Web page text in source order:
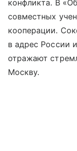
конфликта. В
совместных
кооперации.
в адрес России
отражают
Москву.